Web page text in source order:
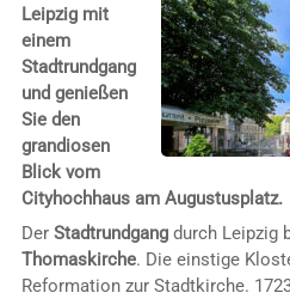
Leipzig mit
einem
Stadtrundgang
und genießen
Sie den
grandiosen
Blick vom
Cityhochhaus am Augustusplatz.
Der Stadtrundgangdurch Leipzig
Thomaskirche. Die einstige
Reformation zur Stadtkirche.